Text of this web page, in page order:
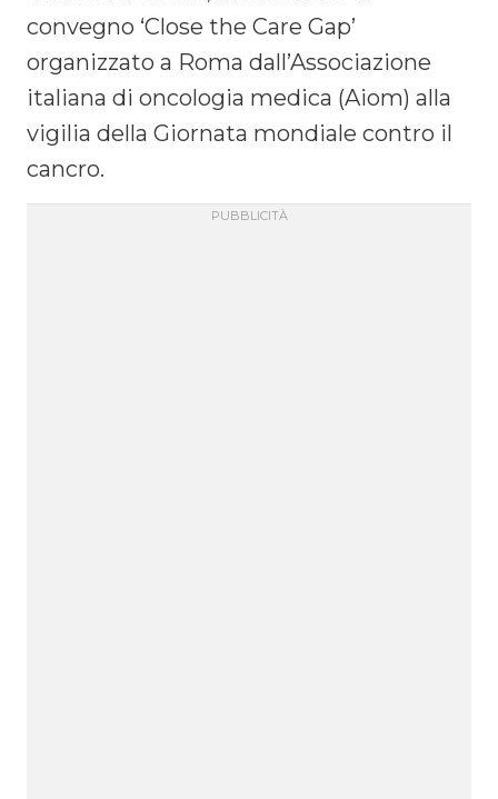
convegno ‘Close the Care Gap’
organizzato a Roma dall’Associazione
italiana di oncologia medica (Aiom) alla
vigilia della Giornata mondiale contro il
cancro.